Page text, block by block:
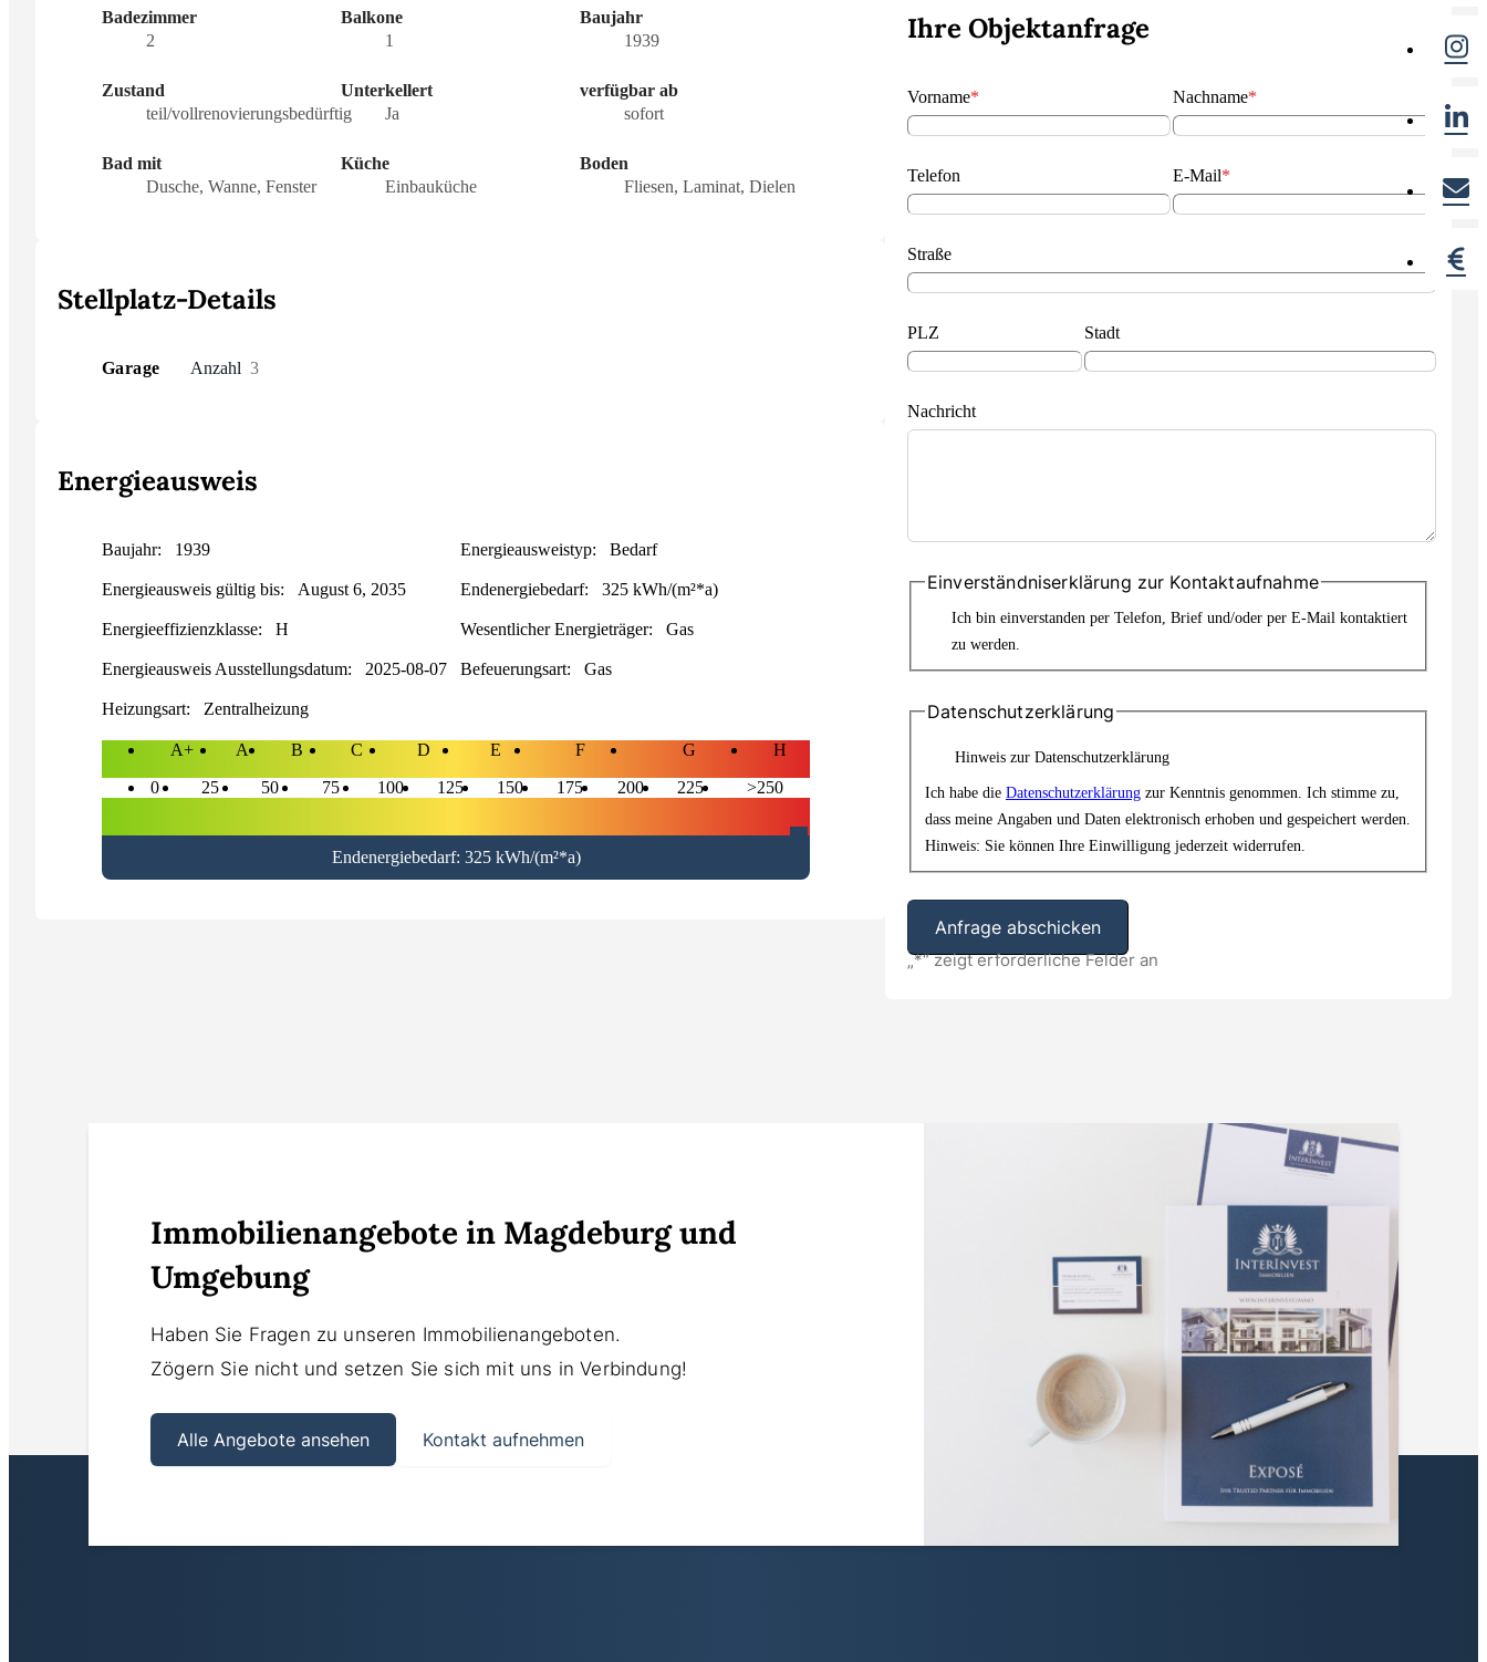
Badezimmer
2
Balkone
1
Baujahr
1939
Zustand
teil/vollrenovierungsbedürftig
Unterkellert
Ja
verfügbar ab
sofort
Bad mit
Dusche, Wanne, Fenster
Küche
Einbauküche
Boden
Fliesen, Laminat, Dielen
Stellplatz-Details
Garage Anzahl 3
Energieausweis
Baujahr: 1939 Energieausweistyp: Bedarf
Energieausweis gültig bis: August 6, 2035 Endenergiebedarf: 325 kWh/(m²*a)
Energieeffizienzklasse: H Wesentlicher Energieträger: Gas
Energieausweis Ausstellungsdatum: 2025-08-07 Befeuerungsart: Gas
Heizungsart: Zentralheizung
A+ A B C D E F G
H
0
25 50 75 100 125 150 175 200 225 >250
Endenergiebedarf: 325 kWh/(m²*a)
Ihre Objektanfrage
„*“ zeigt erforderliche Felder an
Vorname* Nachname*
Telefon E-Mail*
Straße
PLZ Stadt
Nachricht
Einverständniserklärung zur Kontaktaufnahme
Ich bin einverstanden per Telefon, Brief und/oder per E-Mail kontaktiert
zu werden.
Datenschutzerklärung
Hinweis zur Datenschutzerklärung
Ich habe die Datenschutzerklärung zur Kenntnis genommen. Ich stimme zu,
dass meine Angaben und Daten elektronisch erhoben und gespeichert werden.
Hinweis: Sie können Ihre Einwilligung jederzeit widerrufen.
Alternative:
Immobilienangebote in Magdeburg und
Umgebung
Haben Sie Fragen zu unseren Immobilienangeboten.
Zögern Sie nicht und setzen Sie sich mit uns in Verbindung!
Alle Angebote ansehen Kontakt aufnehmen